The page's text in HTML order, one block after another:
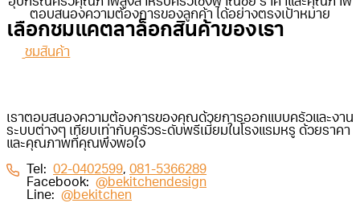
อุปกรณ์ครัวคุณภาพสูงสำหรับครัวเชิงพาณิชย์ ราคาและคุณภาพ
ตอบสนองความต้องการของลูกค้า ได้อย่างตรงเป้าหมาย
เลือกชมแคตลาล็อกสินค้าของเรา
ชมสินค้า
เราตอบสนองความต้องการของคุณด้วยการออกแบบครัวและงาน
ระบบต่างๆ เทียบเท่ากับครัวระดับพรีเมี่ยมในโรงแรมหรู ด้วยราคา
และคุณภาพที่คุณพึงพอใจ
Tel: 02-0402599, 081-5366289
Facebook: @bekitchendesign
Line: @bekitchen